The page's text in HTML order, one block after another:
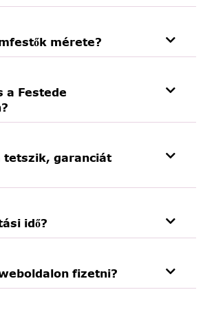
mérete?
a Festede
tetszik, garanciát
idő?
fizetni?